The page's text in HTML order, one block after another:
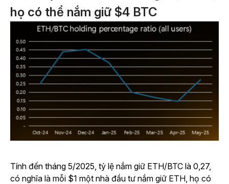
họ có thể nắm giữ $4 BTC
Tính đến tháng 5/2025, tỷ lệ nắm giữ ETH/BTC là 0,27,
có nghĩa là mỗi $1 một nhà đầu tư nắm giữ ETH, họ có